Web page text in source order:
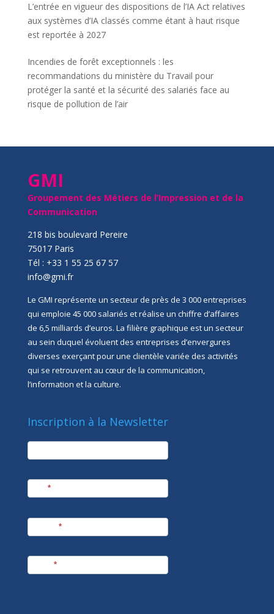
L’entrée en vigueur des dispositions de l’IA Act relatives
aux systèmes d’IA classés comme étant à haut risque
est reportée à 2027
Incendies de forêt exceptionnels : les
recommandations du ministère du Travail pour
protéger la santé et la sécurité des salariés face au
risque de pollution de l’air
GMI
Groupement des Métiers de l’Impression et de la
Communication
218 bis boulevard Pereire
75017 Paris
Tél : +33 1 55 25 67 57
info@gmi.fr
Le GMI représente un secteur de près de 3 000 entreprises
qui emploie 45 000 salariés et réalise un chiffre d’affaires
de 6,5 milliards d’euros. La filière graphique est un secteur
au sein duquel évoluent des entreprises d’envergures
diverses exerçant pour une clientèle variée des activités
qui se retrouvent au cœur de la communication,
l’information et la culture.
Inscription à la Newsletter
newsletter
*
*
*